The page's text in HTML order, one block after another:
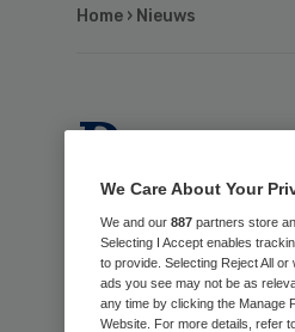
Home › Nieuws
de
We Care About Your
We and our 887 partners store
Selecting I Accept enables
to provide. Selecting Reject All
ads you see may not be as
any time by clicking the Manage
Website. For more details, refer